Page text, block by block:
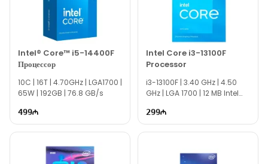
ремонту и обслуживанию техники.
Специалисты Texno Gallery Servis оказывают услуги по
программному обеспечению, технической поддержке и
ремонту компьютерной техники.
Intel Core i7-11700 Processor вы можете приобрести в Баку
по выгодной цене за НАЛИЧНЫЙ РАСЧЁТ, БАНКОВСКИЙ
ПЕРЕВОД, а также в КРЕДИТ.
Наш магазин находится всего в 150 метрах от торгового
центра 28 Mall.
По вопросам, связанным с процессорами и другой
компьютерной техникой, вы можете связаться с нами через
Intel® Core™ i5-14400F
Процессор
10C | 16T | 4.70GHz | LGA1700 |
65W | 192GB | 76.8 GB/s
499
Intel Core i3-13100F
Processor
i3-13100F | 3.40 GHz | 4.50
GHz | LGA 1700 | 12 MB Intel
299